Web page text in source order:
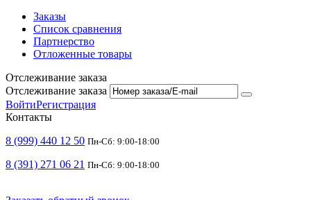
Заказы
Список сравнения
Партнерство
Отложенные товары
Отслеживание заказа
Отслеживание заказа
ВойтиРегистрация
Контакты
8 (999) 440 12 50 Пн-Сб: 9:00-18:00
8 (391) 271 06 21 Пн-Сб: 9:00-18:00